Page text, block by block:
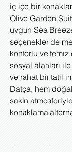
iç içe bir
Olive Garden
uygun Sea
seçenekler de
konforlu ve temiz
sosyal alanları
ve rahat bir tatil
Datça, hem
sakin
konaklama